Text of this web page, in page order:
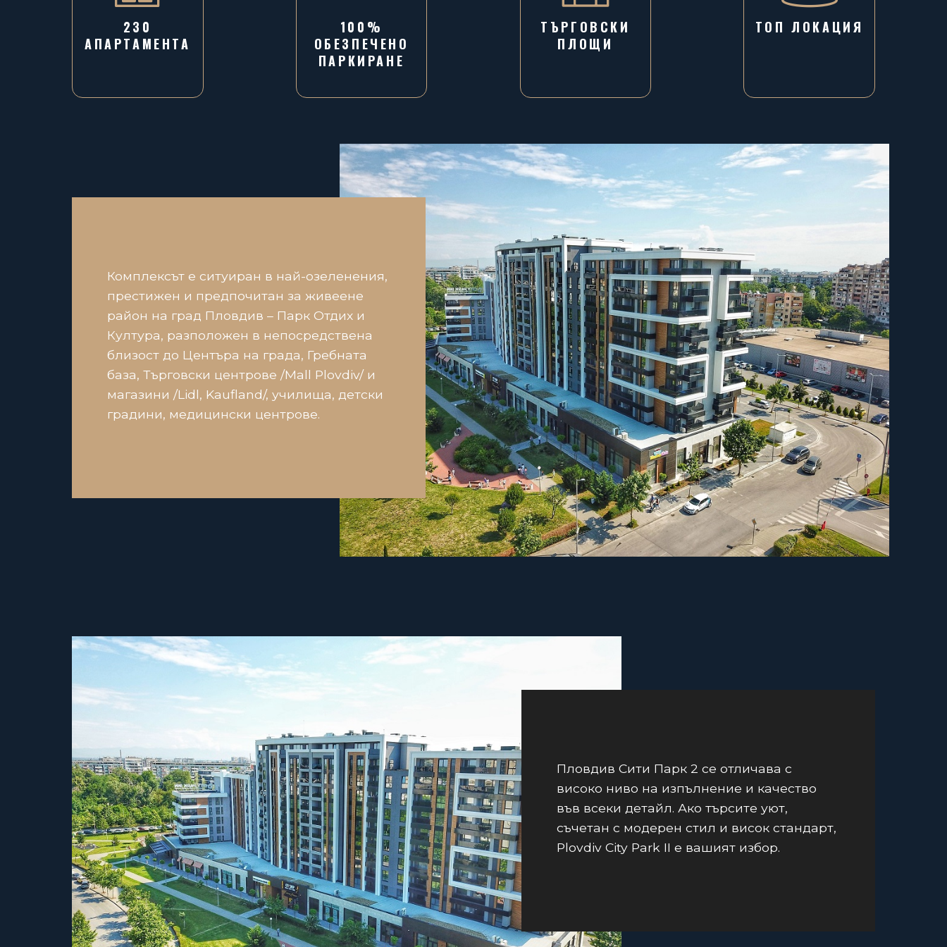
230
АПАРТАМЕНТА
100%
ОБЕЗПЕЧЕНО
ПАРКИРАНЕ
ТЪРГОВСКИ
ПЛОЩИ
ТОП ЛОКАЦИЯ
Комплексът е ситуиран в най-озеленения,
престижен и предпочитан за живеене
район на град Пловдив – Парк Отдих и
Култура, разположен в непосредствена
близост до Центъра на града, Гребната
база, Търговски центрове /Mall Plovdiv/ и
магазини /Lidl, Kaufland/, училища, детски
градини, медицински центрове.
Пловдив Сити Парк 2 се отличава с
високо ниво на изпълнение и качество
във всеки детайл. Ако търсите уют,
съчетан с модерен стил и висок стандарт,
Plovdiv City Park II е вашият избор.